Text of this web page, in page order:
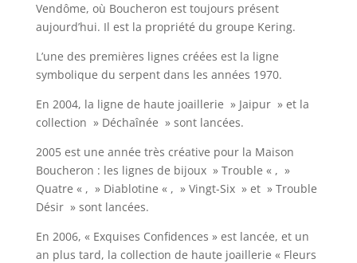
Vendôme, où Boucheron est toujours présent
aujourd’hui. Il est la propriété du groupe Kering.
L’une des premières lignes créées est la ligne
symbolique du serpent dans les années 1970.
En 2004, la ligne de haute joaillerie » Jaipur » et la
collection » Déchaînée » sont lancées.
2005 est une année très créative pour la Maison
Boucheron : les lignes de bijoux » Trouble « , »
Quatre « , » Diablotine « , » Vingt-Six » et » Trouble
Désir » sont lancées.
En 2006, « Exquises Confidences » est lancée, et un
an plus tard, la collection de haute joaillerie « Fleurs